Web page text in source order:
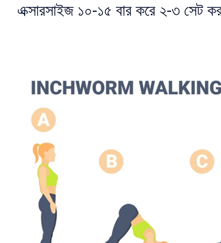
এক্সারসাইজ ১০-১৫ বার করে ২-৩ সেট